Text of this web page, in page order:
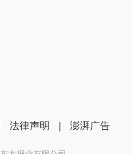
法律声明 | 澎湃广告